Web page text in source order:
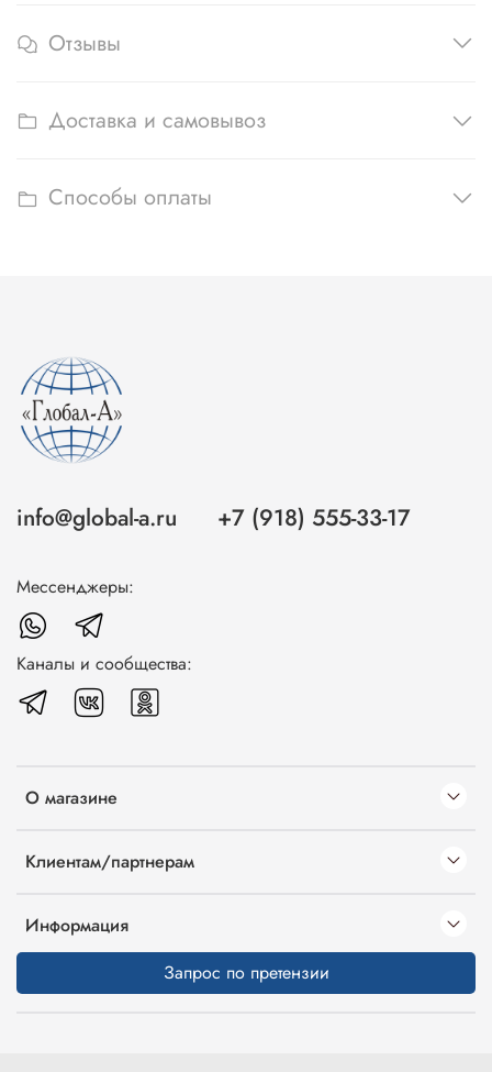
Отзывы
Доставка и самовывоз
Способы оплаты
О магазине
Клиентам/партнерам
Информация
Запрос по претензии
info@global-a.ru +7 (918) 555-33-17
Мессенджеры:
Каналы и сообщества: